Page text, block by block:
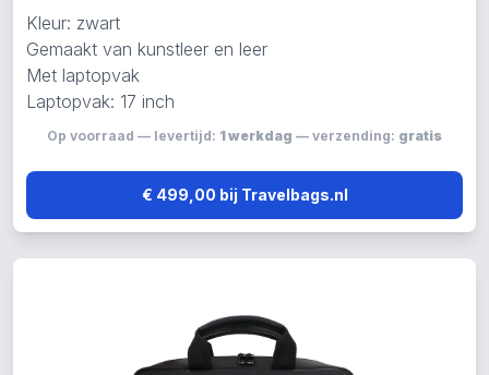
Kleur: zwart
Gemaakt van kunstleer en leer
Met laptopvak
Laptopvak: 17 inch
Op voorraad — levertijd: 1 werkdag — verzending: gratis
€ 499,00 bij Travelbags.nl